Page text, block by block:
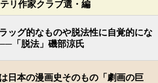
リ作家クラブ選・編
ッグ的なものや脱法性に自覚的にな
「脱法」磯部涼氏
日本の漫画史そのもの「劇画の巨